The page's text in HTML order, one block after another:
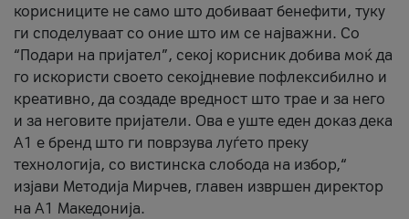
корисниците не само што добиваат бенефити, туку
ги споделуваат со оние што им се најважни. Со
“Подари на пријател”, секој корисник добива моќ да
го искористи своето секојдневие пофлексибилно и
креативно, да создаде вредност што трае и за него
и за неговите пријатели. Ова е уште еден доказ дека
А1 е бренд што ги поврзува луѓето преку
технологија, со вистинска слобода на избор,“
изјави Методија Мирчев, главен извршен директор
на А1 Македонија.